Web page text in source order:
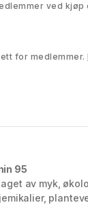
ved kjøp
for medlemmer.
95
av myk,